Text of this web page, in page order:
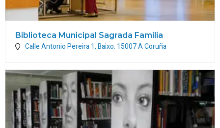
Biblioteca Municipal Sagrada Familia
Calle Antonio Pereira 1, Baixo. 15007A Coruña